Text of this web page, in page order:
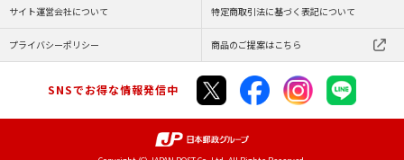
サイト運営会社について 特定商取引法に基づく表記について
プライバシーポリシー 商品のご提案はこちら
SNSでお得な情報発信中